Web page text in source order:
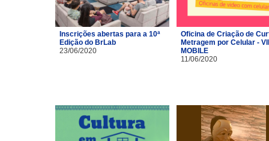
Inscrições abertas para a 10ª
Edição do BrLab
23/06/2020
Oficina de Criação de
Metragem por Celular -
MOBILE
11/06/2020